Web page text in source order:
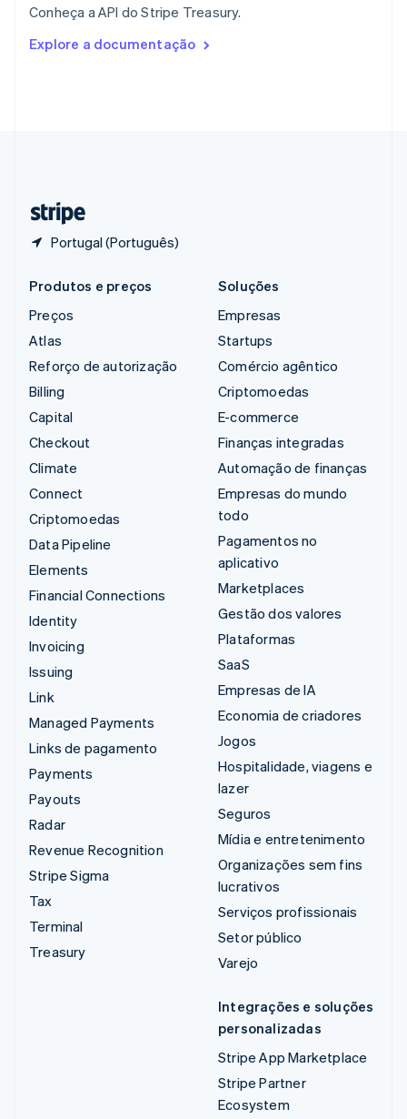
Conheça a API do Stripe Treasury.
Explore a documentação
Portugal (Português)
English
English
Produtos e preços
Preços
Atlas
Reforço de autorização
Billing
Capital
Checkout
Climate
Connect
Criptomoedas
Data Pipeline
Elements
Financial Connections
Identity
Invoicing
Issuing
Link
Managed Payments
Links de pagamento
Payments
Payouts
Radar
Revenue Recognition
Stripe Sigma
Tax
Terminal
Treasury
Soluções
Empresas
Startups
Comércio agêntico
Criptomoedas
E-commerce
Finanças integradas
Automação de finanças
Empresas do mundo
todo
Pagamentos no
aplicativo
Marketplaces
Gestão dos valores
Plataformas
SaaS
Empresas de IA
Economia de criadores
Jogos
Hospitalidade, viagens e
lazer
Seguros
Mídia e entretenimento
Organizações sem fins
lucrativos
Serviços profissionais
Setor público
Varejo
Integrações e soluções
personalizadas
Stripe App Marketplace
Stripe Partner
Ecosystem